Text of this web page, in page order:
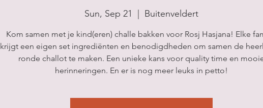
Sun, Sep 21 Buitenveldert
Kom samen met je kind(eren) challe bakken voor Rosj Hasjana! Elke
krijgt een eigen set ingrediënten en benodigdheden om samen de
ronde challot te maken. Een unieke kans voor quality time en
herinneringen. En er is nog meer leuks in petto!